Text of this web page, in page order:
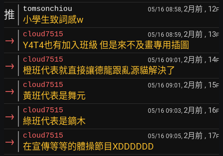
推 tomsonchiou 05/16 08:58, 2月前 , 12F
小學生致詞感w
→ cloud7515 05/16 08:59, 2月前 , 13F
Y4T4也有加入班級 但是來不及畫專用插圖
→ cloud7515 05/16 09:01, 2月前 , 14F
橙班代表就直接讓德龍跟亂源貓解決了
→ cloud7515 05/16 09:01, 2月前 , 15F
黃班代表是舞元
→ cloud7515 05/16 09:03, 2月前 , 16F
綠班代表是鏑木
→ cloud7515 05/16 09:05, 2月前 , 17F
在宣傳等等的體操節目XDDDDDD